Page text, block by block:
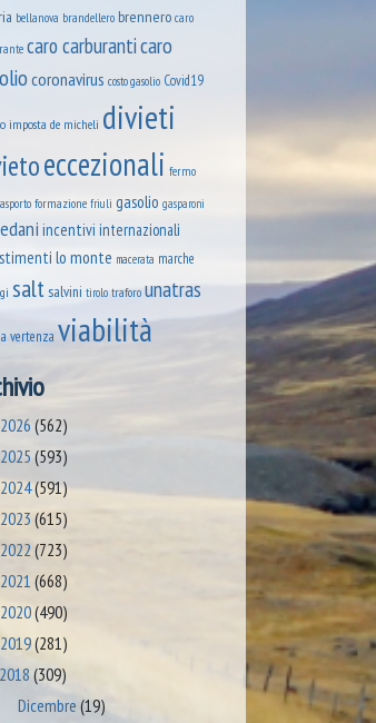
bellanova brandellero brennero caro
caro carburanticaro
coronavirus costo gasolio Covid19
imposta de micheli divieti
eccezionali fermo
formazione friuli gasolio gasparoni
incentivi internazionali
lo monte macerata marche
saltsalvini tirolo traforo unatras
vertenza viabilità
2026 (562)
2025 (593)
2024(591)
2023 (615)
2022 (723)
2021 (668)
2020(490)
2019(281)
2018 (309)
Dicembre (19)